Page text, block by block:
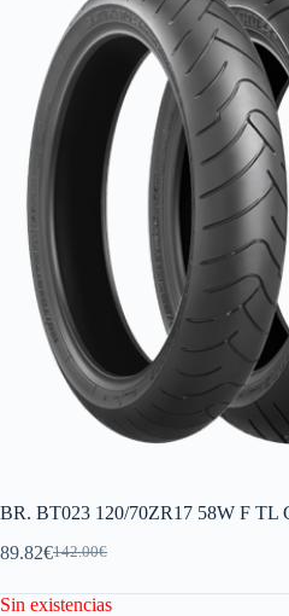
BR. BT023 120/70ZR17 58W F TL
142.00€
89.82€
Sin existencias